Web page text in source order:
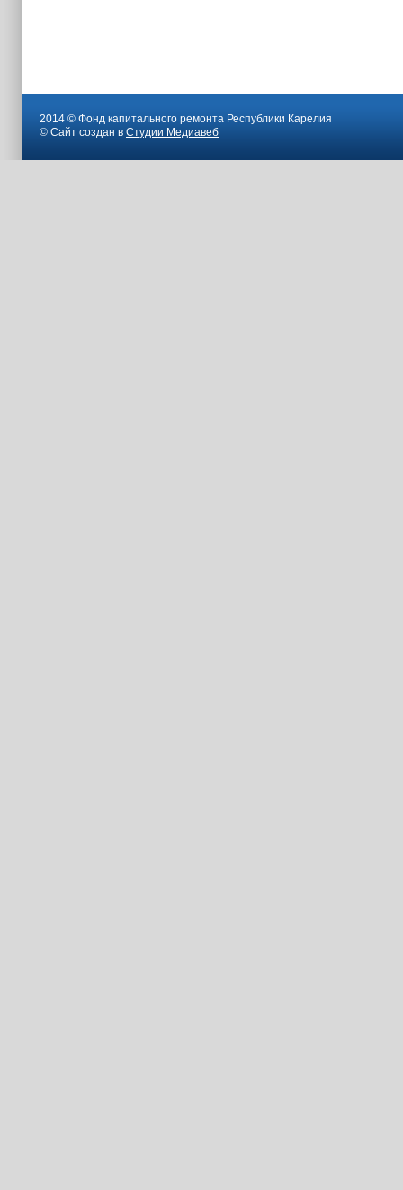
2014 © Фонд капитального ремонта Республики Карелия
© Сайт создан в Студии Медиавеб